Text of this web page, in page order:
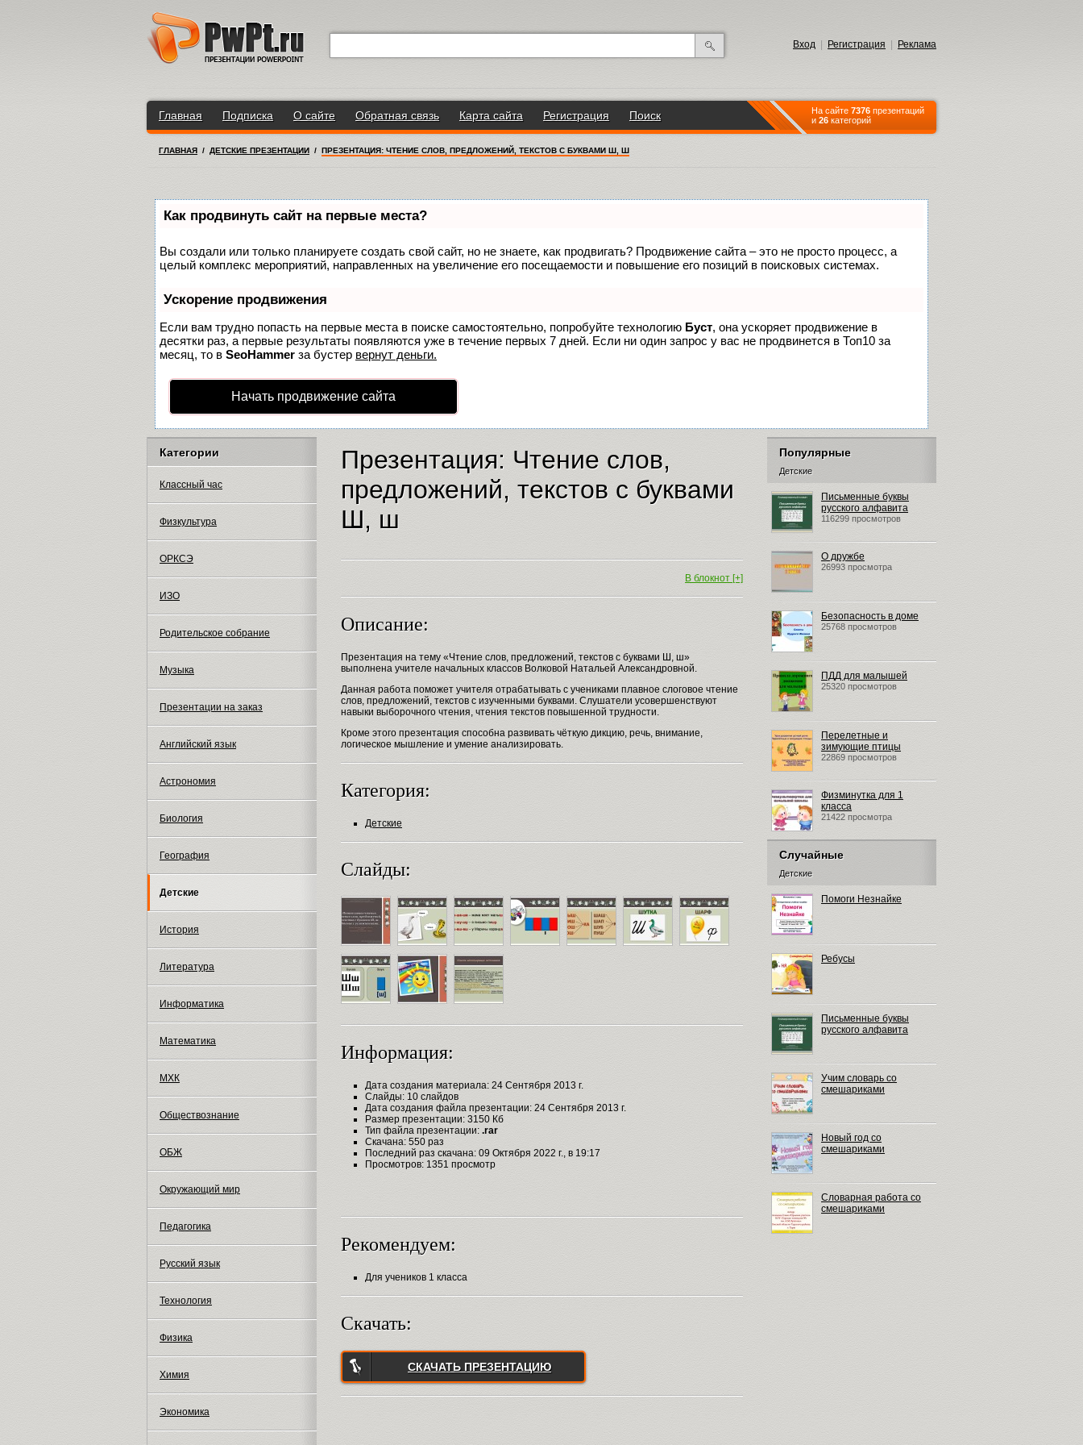
Вход Регистрация Реклама
Главная Подписка О сайте Обратная связь Карта сайта Регистрация Поиск На сайте 7376 презентаций
и 26 категорий
ГЛАВНАЯ / ДЕТСКИЕ ПРЕЗЕНТАЦИИ / ПРЕЗЕНТАЦИЯ: ЧТЕНИЕ СЛОВ, ПРЕДЛОЖЕНИЙ, ТЕКСТОВ С БУКВАМИ Ш, Ш
Как продвинуть сайт на первые места?
Вы создали или только планируете создать свой сайт, но не знаете, как продвигать? Продвижение сайта – это не просто процесс, а
целый комплекс мероприятий, направленных на увеличение его посещаемости и повышение его позиций в поисковых системах.
Ускорение продвижения
Если вам трудно попасть на первые места в поиске самостоятельно, попробуйте технологию Буст, она ускоряет продвижение в
десятки раз, а первые результаты появляются уже в течение первых 7 дней. Если ни один запрос у вас не продвинется в Топ10 за
месяц, то в SeoHammer за бустер вернут деньги.
Начать продвижение сайта
Категории
Классный час
Физкультура
ОРКСЭ
ИЗО
Родительское собрание
Музыка
Презентации на заказ
Английский язык
Астрономия
Биология
География
Детские
История
Литература
Информатика
Математика
МХК
Обществознание
ОБЖ
Окружающий мир
Педагогика
Русский язык
Технология
Физика
Химия
Экономика
Презентация: Чтение слов,
предложений, текстов с буквами
Ш, ш
В блокнот [+]
Описание:
Презентация на тему «Чтение слов, предложений, текстов с буквами Ш, ш»
выполнена учителе начальных классов Волковой Натальей Александровной.
Данная работа поможет учителя отрабатывать с учениками плавное слоговое чтение
слов, предложений, текстов с изученными буквами. Слушатели усовершенствуют
навыки выборочного чтения, чтения текстов повышенной трудности.
Кроме этого презентация способна развивать чёткую дикцию, речь, внимание,
логическое мышление и умение анализировать.
Категория:
Детские
Слайды:
Информация:
Дата создания материала: 24 Сентября 2013 г.
Слайды: 10 слайдов
Дата создания файла презентации: 24 Сентября 2013 г.
Размер презентации: 3150 Кб
Тип файла презентации: .rar
Скачана: 550 раз
Последний раз скачана: 09 Октября 2022 г., в 19:17
Просмотров: 1351 просмотр
Рекомендуем:
Для учеников 1 класса
Скачать:
СКАЧАТЬ ПРЕЗЕНТАЦИЮ
Популярные
Детские
Письменные буквы
русского алфавита
116299 просмотров
О дружбе
26993 просмотра
Безопасность в доме
25768 просмотров
ПДД для малышей
25320 просмотров
Перелетные и
зимующие птицы
22869 просмотров
Физминутка для 1
класса
21422 просмотра
Случайные
Детские
Помоги Незнайке
Ребусы
Письменные буквы
русского алфавита
Учим словарь со
смешариками
Новый год со
смешариками
Словарная работа со
смешариками